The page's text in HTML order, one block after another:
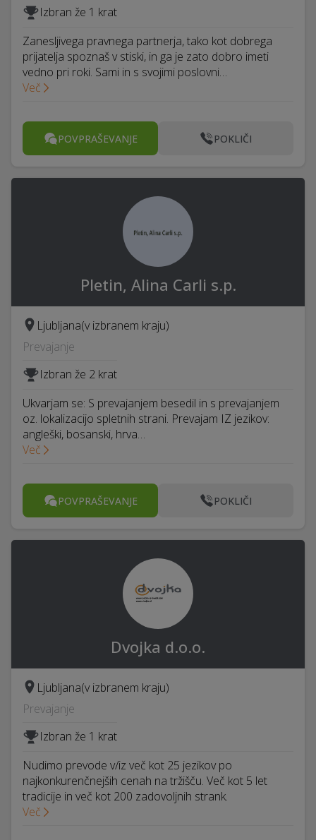
Izbran že 1 krat
Zanesljivega pravnega partnerja, tako kot dobrega
prijatelja spoznaš v stiski, in ga je zato dobro imeti
vedno pri roki. Sami in s svojimi poslovni…
Več
POVPRAŠEVANJE POKLIČI
Pletin, Alina Carli s.p.
Ljubljana(v izbranem kraju)
Prevajanje
Izbran že 2 krat
Ukvarjam se: S prevajanjem besedil in s prevajanjem
oz. lokalizacijo spletnih strani. Prevajam IZ jezikov:
angleški, bosanski, hrva…
Več
POVPRAŠEVANJE POKLIČI
Dvojka d.o.o.
Ljubljana(v izbranem kraju)
Prevajanje
Izbran že 1 krat
Nudimo prevode v/iz več kot 25 jezikov po
najkonkurenčnejših cenah na tržišču. Več kot 5 let
tradicije in več kot 200 zadovoljnih strank.
Več